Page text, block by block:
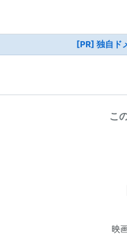
[PR] 独自ド
こ
映